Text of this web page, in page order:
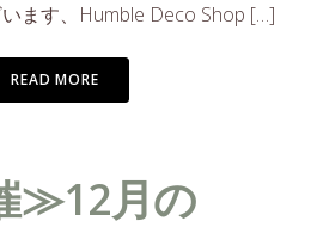
ます、Humble Deco Shop […]
READ MORE
≫12月の